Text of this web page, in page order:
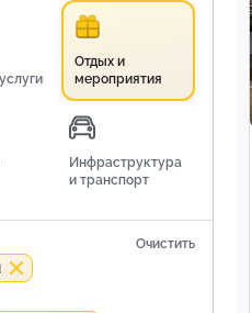
Отдых и
мероприятия
Инфраструктура
и транспорт
Очистить